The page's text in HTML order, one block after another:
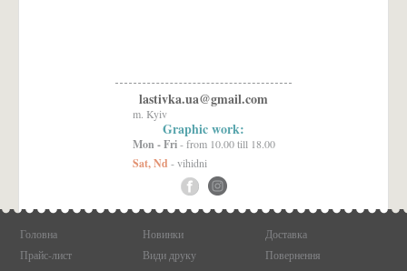
lastivka.ua@gmail.com
m. Kyiv
Graphic work:
Mon - Fri- from 10.00 till 18.00
Sat, Nd - vihidni
Головна Новинки
Доставка
Прайс-лист
Види друку
Повернення